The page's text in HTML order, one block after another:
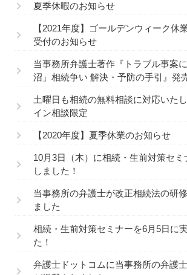
夏季休暇のお知らせ
【2021年度】ゴールデンウィーク休
受付のお知らせ
当事務所弁護士著作『トラブル事案
沼」相続争い 解決・予防の手引』発
土曜日も相続の無料相談に対応いた
イン相談限定
【2020年度】夏季休業のお知らせ
10月3日（木）に相続・生前対策セミ
しました！
当事務所の弁護士が改正相続法の研
ました
相続・生前対策セミナーを6月5日に
た！
弁護士ドットコムに当事務所の弁護